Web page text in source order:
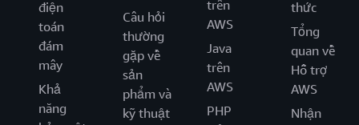
điện
toán
đám
mây
Khả
năng
Câu hỏi
thường
gặp về
sản
phẩm và
kỹ thuật
trên
AWS
Java
trên
AWS
PHP
thức
Tổng
quan về
Hỗ trợ
AWS
Nhận